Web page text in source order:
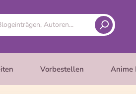
Vorbestellen Anime